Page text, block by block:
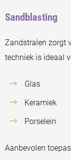
Sandblasting
Zandstralen zorgt
techniek is ideaal
Glas
Keramiek
Porselein
Aanbevolen